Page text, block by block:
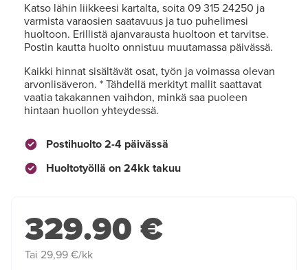
Katso lähin liikkeesi kartalta, soita 09 315 24250 ja
varmista varaosien saatavuus ja tuo puhelimesi
huoltoon. Erillistä ajanvarausta huoltoon et tarvitse.
Postin kautta huolto onnistuu muutamassa päivässä.
Kaikki hinnat sisältävät osat, työn ja voimassa olevan
arvonlisäveron. * Tähdellä merkityt mallit saattavat
vaatia takakannen vaihdon, minkä saa puoleen
hintaan huollon yhteydessä.
Postihuolto 2-4 päivässä
Huoltotyöllä on 24kk takuu
329.90 €
Tai 29,99 €/kk